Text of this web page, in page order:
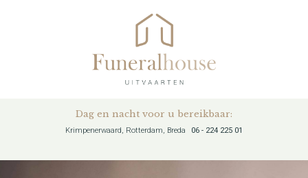
Dag en nacht voor u bereikbaar:
Krimpenerwaard, Rotterdam, Breda 06 - 224 225 01